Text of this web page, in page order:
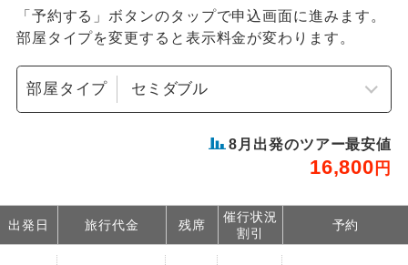
「予約する」ボタンのタップで申込画面に進みます。
部屋タイプを変更すると表示料金が変わります。
部屋タイプ
8 月出発のツアー最安値
16,800 円
出発日 旅行代金 残席
催行状況
割引
予約